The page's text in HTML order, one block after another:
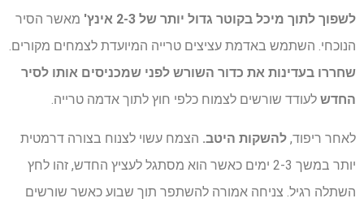
לשפוך לתוך מיכל בקוטר גדול יותר של 2-3 אינץ'
מאשר הסיר
הנוכחי. השתמש באדמת עציצים טרייה המיועדת לצמחים מקורים.
שחררו בעדינות את כדור השורש לפני שמכניסים אותו לסיר
החדש לעודד שורשים לצמוח כלפי חוץ לתוך אדמה טרייה.
לאחר ריפוד, להשקות היטב. הצמח עשוי לצנוח בצורה דרמטית
יותר במשך 2-3 ימים כאשר הוא מסתגל לעציץ החדש, זהו לחץ
השתלה רגיל. צניחה אמורה להשתפר תוך שבוע כאשר שורשים